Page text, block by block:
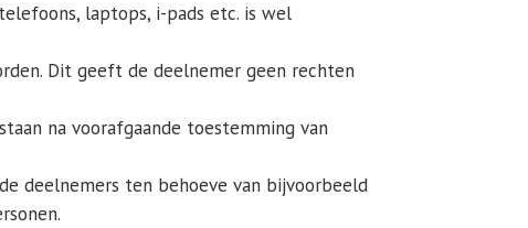
laptops, i-pads etc. is wel
Dit geeft de deelnemer geen rechten
na voorafgaande toestemming van
deelnemers ten behoeve van bijvoorbeeld